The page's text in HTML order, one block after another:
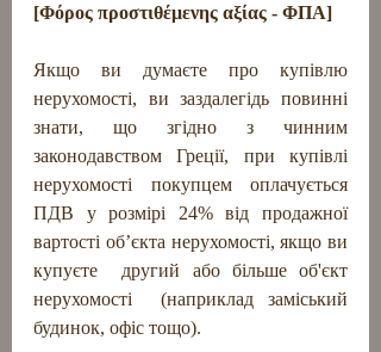
[Φόρος προστιθέμενης αξίας - ΦΠΑ]
Якщо ви думаєте про купівлю
нерухомості, ви заздалегідь повинні
знати, що згідно з чинним
законодавством Греції, при купівлі
нерухомості покупцем оплачується
ПДВ у розмірі 24% від продажної
вартості об’єкта нерухомості, якщо ви
купуєте  другий або більше об'єкт
нерухомості  (наприклад заміський
будинок, офіс тощо).